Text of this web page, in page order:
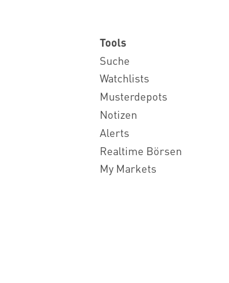
Tools
Suche
Watchlists
Musterdepots
Notizen
Alerts
Realtime Börsen
My Markets